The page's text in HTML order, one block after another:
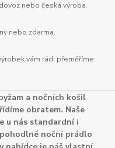
nebo česká výroba.
nebo zdarma.
vám rádi přeměříme.
a nočních košil
obratem. Naše
u nás standardní i
noční prádlo